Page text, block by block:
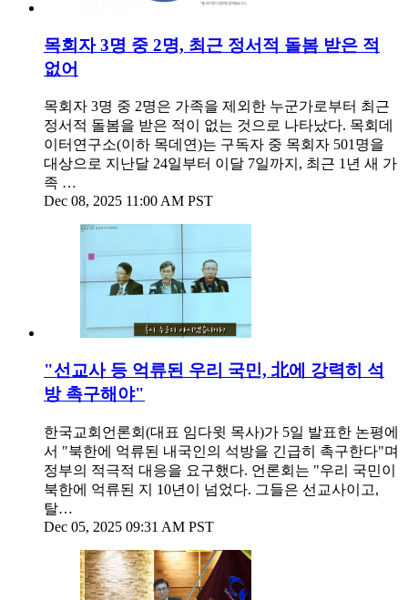
목회자 3명 중 2명, 최근 정서적 돌봄 받은 적
없어
목회자 3명 중 2명은 가족을 제외한 누군가로부터 최근
정서적 돌봄을 받은 적이 없는 것으로 나타났다. 목회데
이터연구소(이하 목데연)는 구독자 중 목회자 501명을
대상으로 지난달 24일부터 이달 7일까지, 최근 1년 새 가
족 …
Dec 08, 2025 11:00 AM PST
"선교사 등 억류된 우리 국민, 北에 강력히 석
방 촉구해야"
한국교회언론회(대표 임다윗 목사)가 5일 발표한 논평에
서 "북한에 억류된 내국인의 석방을 긴급히 촉구한다"며
정부의 적극적 대응을 요구했다. 언론회는 "우리 국민이
북한에 억류된 지 10년이 넘었다. 그들은 선교사이고,
탈…
Dec 05, 2025 09:31 AM PST